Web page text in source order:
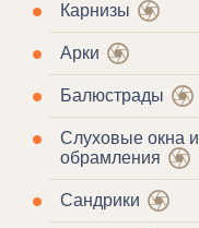
Карнизы
Арки
Балюстрады
Слуховые окна и
обрамления
Сандрики